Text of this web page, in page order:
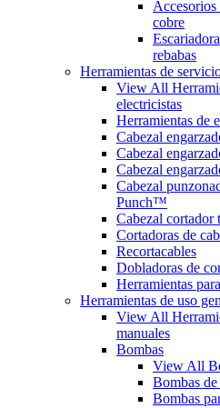
Accesorios
cobre
rebabas
Herramientas de
View All
electricistas
Herramientas de
Cabezal
Cabezal
Cabezal
Cabezal
Punch™
Cabezal cortador
Cortadoras de
Recortacables
Dobladoras de
Herramientas
Herramientas de uso
View All
manuales
Bombas
View All
Bombas
Bombas